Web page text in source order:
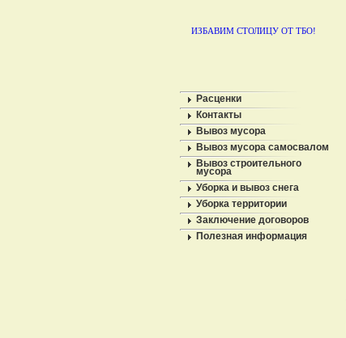
ИЗБАВИМ СТОЛИЦУ ОТ ТБО!
Расценки
Контакты
Вывоз мусора
Вывоз мусора самосвалом
Вывоз строительного
мусора
Уборка и вывоз снега
Уборка территории
Заключение договоров
Полезная информация